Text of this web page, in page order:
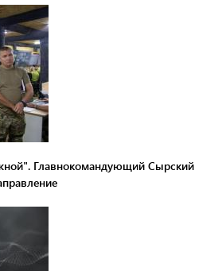
Главнокомандующий Сырский